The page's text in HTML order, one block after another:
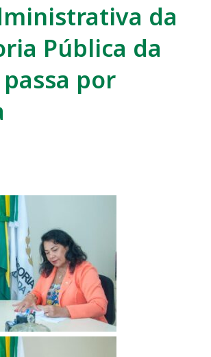
da
Pública da
por